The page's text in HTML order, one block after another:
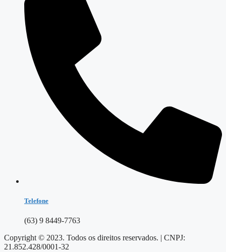
Telefone
(63) 9 8449-7763
Copyright © 2023. Todos os direitos reservados. | CNPJ:
21.852.428/0001-32